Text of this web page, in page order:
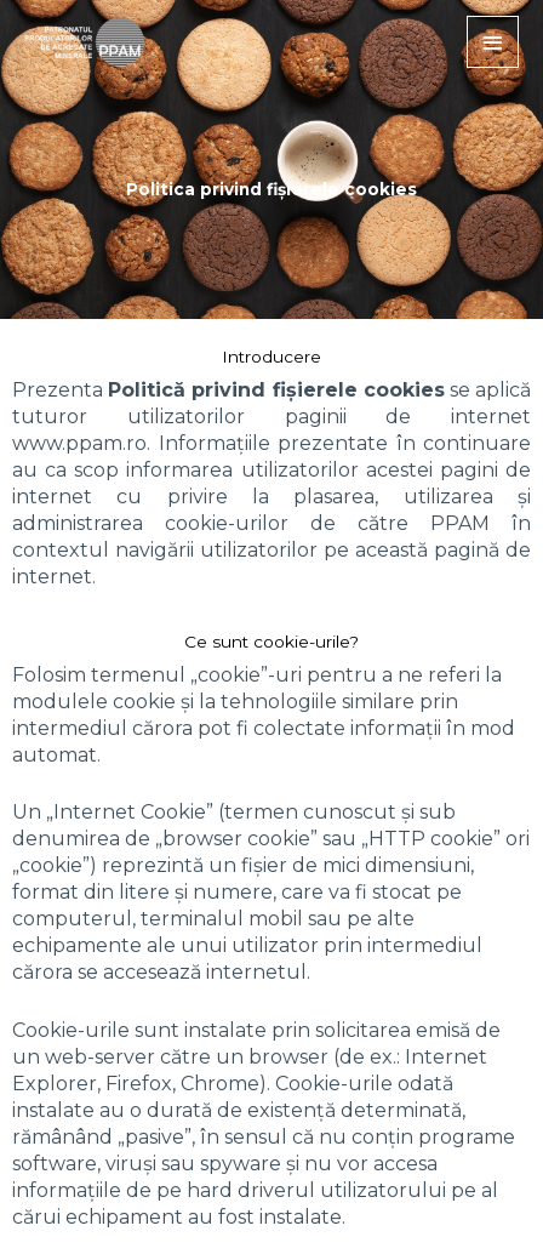
Skip
to
content
Main
Politica privind fișierele cookies
Introducere
Prezenta Politică privind fișierele cookiesse aplică
tuturor utilizatorilor paginii de internet
www.ppam.ro. Informațiile prezentate în continuare
au ca scop informarea utilizatorilor acestei pagini de
internet cu privire la plasarea, utilizarea și
administrarea cookie-urilor de către PPAM în
contextul navigării utilizatorilor pe această pagină de
internet.
Ce sunt cookie-urile?
Folosim termenul „cookie”-uri pentru a ne referi la
modulele cookie și la tehnologiile similare prin
intermediul cărora pot fi colectate informații în mod
automat.
Un „Internet Cookie” (termen cunoscut și sub
denumirea de „browser cookie” sau „HTTP cookie” ori
„cookie”) reprezintă un fișier de mici dimensiuni,
format din litere și numere, care va fi stocat pe
computerul, terminalul mobil sau pe alte
echipamente ale unui utilizator prin intermediul
cărora se accesează internetul.
Cookie-urile sunt instalate prin solicitarea emisă de
un web-server către un browser (de ex.: Internet
Explorer, Firefox, Chrome). Cookie-urile odată
instalate au o durată de existență determinată,
rămânând „pasive”, în sensul că nu conțin programe
software, viruși sau spyware și nu vor accesa
informațiile de pe hard driverul utilizatorului pe al
cărui echipament au fost instalate.